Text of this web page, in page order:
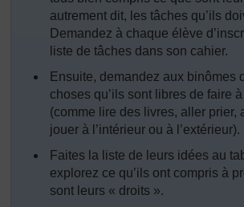
autrement dit, les tâches qu’ils
Demandez à chaque élève
liste de tâches dans son cahier.
Ensuite, demandez aux binômes
choses qu’ils sont libres de faire
(comme lire des livres, aller prier,
jouer à l’intérieur ou à l’extérieur).
Faites la liste de leurs idées au
explorez ce qu’ils ont compris à
sont leurs « droits ».